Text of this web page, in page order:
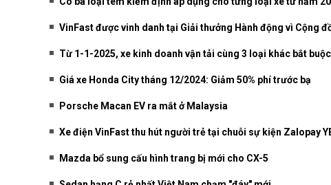
VinFast được vinh danh tại Giải thưởng Hành động vì Cộng
Từ 1-1-2025, xe kinh doanh vận tải cùng 3 loại khác bắt
Giá xe Honda City tháng 12/2024: Giảm 50% phí trước bạ
Porsche Macan EV ra mắt ở Malaysia
Xe điện VinFast thu hút người trẻ tại chuỗi sự kiện Zalopay
Mazda bổ sung cấu hình trang bị mới cho CX-5